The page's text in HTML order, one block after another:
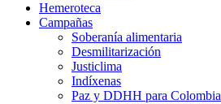
Hemeroteca
Campañas
Soberanía alimentaria
Desmilitarización
Justiclima
Indíxenas
Paz y DDHH para Colombia